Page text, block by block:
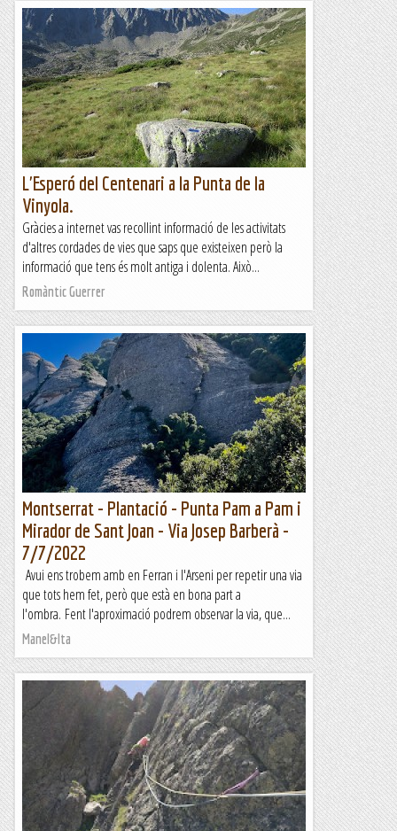
L'Esperó del Centenari a la Punta de la
Vinyola.
Gràcies a internet vas recollint informació de les activitats
d'altres cordades de vies que saps que existeixen però la
informació que tens és molt antiga i dolenta. Això...
Romàntic Guerrer
Montserrat - Plantació - Punta Pam a Pam i
Mirador de Sant Joan - Via Josep Barberà -
7/7/2022
Avui ens trobem amb en Ferran i l'Arseni per repetir una via
que tots hem fet, però que està en bona part a
l'ombra. Fent l'aproximació podrem observar la via, que...
Manel&Ita